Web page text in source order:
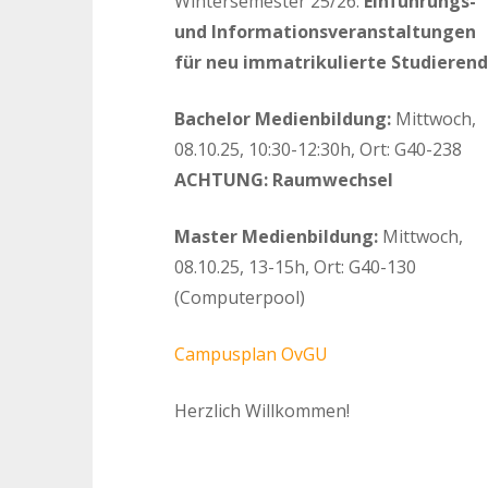
und Informationsveranstaltungen
für neu immatrikulierte
Bachelor Medienbildung: Mittwoch,
08.10.25, 10:30-12:30h, Ort: G40-238
ACHTUNG: Raumwechsel
Master Medienbildung: Mittwoch,
08.10.25, 13-15h, Ort: G40-130
(Computerpool)
Campusplan OvGU
Herzlich Willkommen!